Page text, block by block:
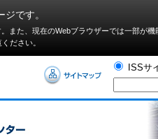
です。
また、現在のWebブラウザーでは⼀部が機
ださい。
ISSサ